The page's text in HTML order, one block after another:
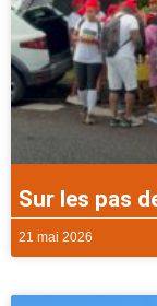
Sur les pas
21 mai 2026